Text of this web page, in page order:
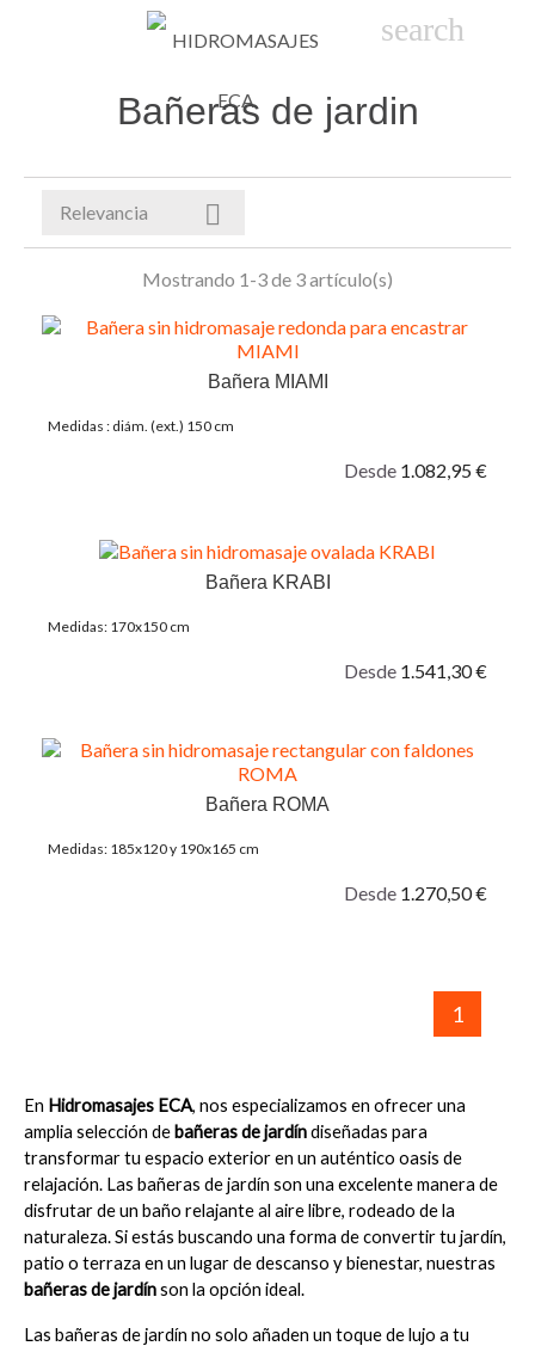
search
Bañeras de jardin
Relevancia 
Mostrando 1-3 de 3 artículo(s)
Bañera MIAMI
Medidas : diám. (ext.) 150 cm
Desde 1.082,95 €
Bañera KRABI
Medidas: 170x150 cm
Desde 1.541,30 €
Bañera ROMA
Medidas: 185x120 y 190x165 cm
Desde 1.270,50 €
1
En Hidromasajes ECA, nos especializamos en ofrecer una
amplia selección de bañeras de jardín diseñadas para
transformar tu espacio exterior en un auténtico oasis de
relajación. Las bañeras de jardín son una excelente manera de
disfrutar de un baño relajante al aire libre, rodeado de la
naturaleza. Si estás buscando una forma de convertir tu jardín,
bañeras de jardín son la opción ideal.
Las bañeras de jardín no solo añaden un toque de lujo a tu